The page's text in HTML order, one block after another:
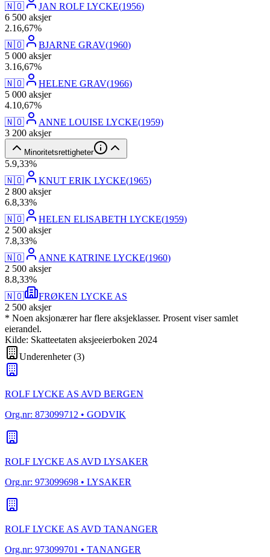
🇳🇴
JAN ROLF LYCKE(1956)
6 500 aksjer
2.16,67%
🇳🇴
BJARNE GRAV(1960)
5 000 aksjer
3.16,67%
🇳🇴
HELENE GRAV(1966)
5 000 aksjer
4.10,67%
🇳🇴
ANNE LOUISE LYCKE(1959)
3 200 aksjer
Minoritetsrettigheter
5.9,33%
🇳🇴
KNUT ERIK LYCKE(1965)
2 800 aksjer
6.8,33%
🇳🇴
HELEN ELISABETH LYCKE(1959)
2 500 aksjer
7.8,33%
🇳🇴
ANNE KATRINE LYCKE(1960)
2 500 aksjer
8.8,33%
🇳🇴
FRØKEN LYCKE AS
2 500 aksjer
* Noen aksjonærer har flere aksjeklasser. Prosent viser samlet
eierandel.
Kilde: Skatteetaten aksjeeierboken 2024
Underenheter(3)
ROLF LYCKE AS AVD BERGEN
Org.nr: 873099712 • GODVIK
ROLF LYCKE AS AVD LYSAKER
Org.nr: 973099698 • LYSAKER
ROLF LYCKE AS AVD TANANGER
Org.nr: 973099701 • TANANGER